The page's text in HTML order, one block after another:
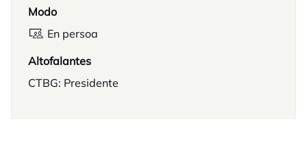
Modo
En persoa
Altofalantes
CTBG: Presidente